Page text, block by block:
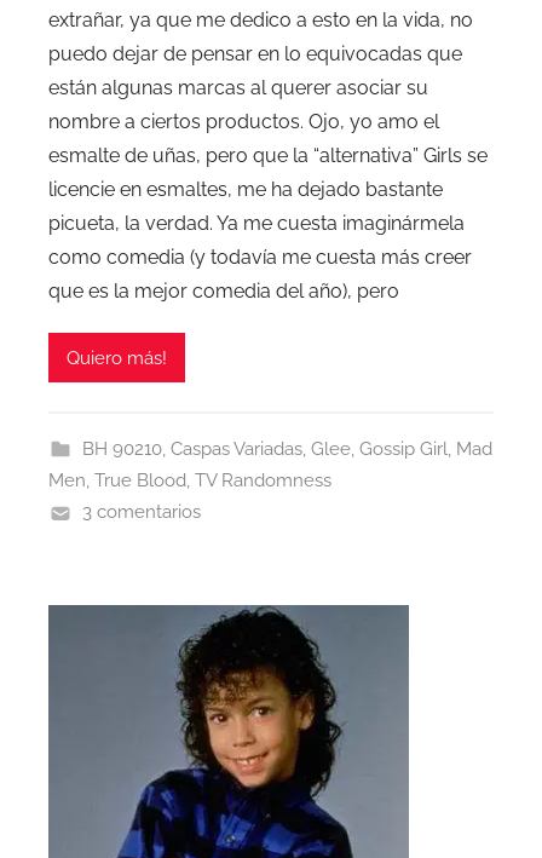
extrañar, ya que me dedico a esto en la vida, no
puedo dejar de pensar en lo equivocadas que
están algunas marcas al querer asociar su
nombre a ciertos productos. Ojo, yo amo el
esmalte de uñas, pero que la “alternativa” Girls se
licencie en esmaltes, me ha dejado bastante
picueta, la verdad. Ya me cuesta imaginármela
como comedia (y todavía me cuesta más creer
que es la mejor comedia del año), pero
Quiero más!
BH 90210, Caspas Variadas, Glee, Gossip Girl, Mad
Men, True Blood, TV Randomness
3 comentarios